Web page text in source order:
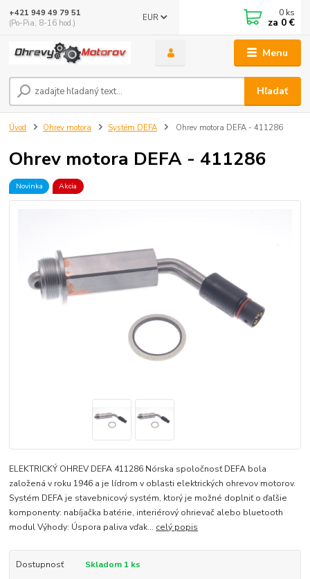
Menu
EUR
Hľadať
+421 949 49 79 51
(Po-Pia, 8-16 hod.)
0 ks
za 0 €
Úvod Ohrev motora Systém DEFA Ohrev motora DEFA - 411286
Ohrev motora DEFA - 411286
Novinka Akcia
ELEKTRICKÝ OHREV DEFA 411286 Nórska spoločnosť DEFA bola
založená v roku 1946 a je lídrom v oblasti elektrických ohrevov motorov.
Systém DEFA je stavebnicový systém, ktorý je možné doplniť o ďaľšie
komponenty: nabíjačka batérie, interiérový ohrievač alebo bluetooth
modul Výhody: Úspora paliva vďak... celý popis
Dostupnosť Skladom 1 ks